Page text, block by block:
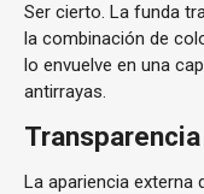
Ser cierto. La funda
la combinación de
lo envuelve en una
antirrayas.
La apariencia